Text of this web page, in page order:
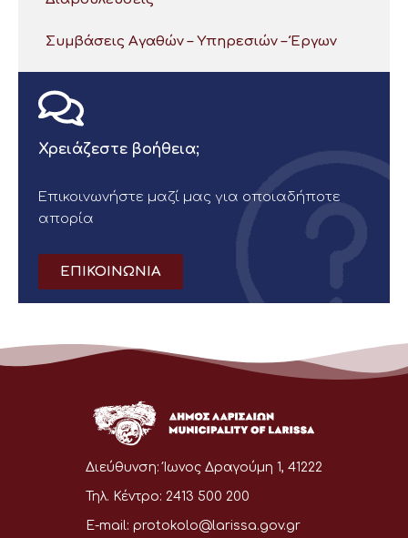
Συμβάσεις Αγαθών – Υπηρεσιών – Έργων
Χρειάζεστε βοήθεια;
Επικοινωνήστε μαζί μας για οποιαδήποτε
απορία
ΕΠΙΚΟΙΝΩΝΙΑ
Διεύθυνση: Ίωνος Δραγούμη 1, 41222
Τηλ. Κέντρο: 2413 500 200
E-mail: protokolo@larissa.gov.gr